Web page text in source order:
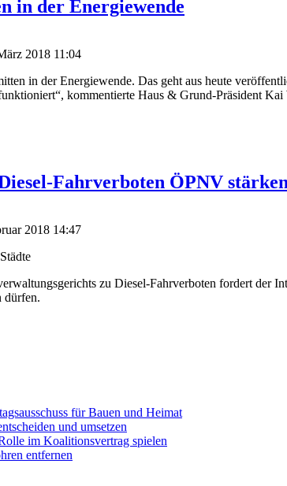
in der Energiewende
2018 11:04
in der Energiewende. Das geht aus heute
kommentierte Haus & Grund-Präsident Kai
Fahrverboten ÖPNV
2018 14:47
zu Diesel-Fahrverboten fordert der
dürfen.
für Bauen und Heimat
und umsetzen
im Koalitionsvertrag spielen
entfernen